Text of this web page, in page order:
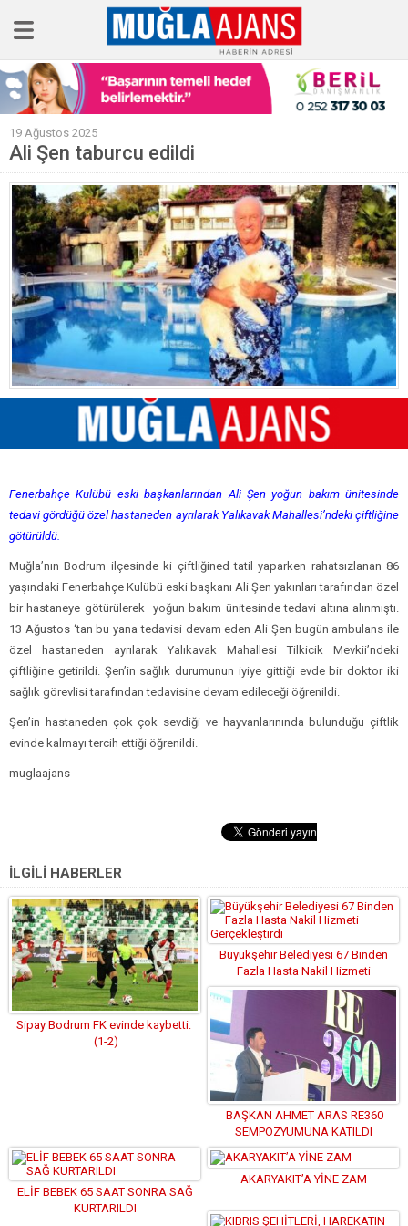
Ana Sayfa
Tüm Haberler
Köşe Yazıları
Sağlık
Magazin
Künye
19 Ağustos 2025
Ali Şen taburcu edildi
Fenerbahçe Kulübü eski başkanlarından Ali Şen yoğun bakım ünitesinde
tedavi gördüğü özel hastaneden ayrılarak Yalıkavak Mahallesi’ndeki çiftliğine
götürüldü.
Muğla’nın Bodrum ilçesinde ki çiftliğined tatil yaparken rahatsızlanan 86
yaşındaki Fenerbahçe Kulübü eski başkanı Ali Şen yakınları tarafından özel
bir hastaneye götürülerek yoğun bakım ünitesinde tedavi altına alınmıştı.
13 Ağustos ‘tan bu yana tedavisi devam eden Ali Şen bugün ambulans ile
özel hastaneden ayrılarak Yalıkavak Mahallesi Tilkicik Mevkii’ndeki
çiftliğine getirildi. Şen’in sağlık durumunun iyiye gittiği evde bir doktor iki
sağlık görevlisi tarafından tedavisine devam edileceği öğrenildi.
Şen’in hastaneden çok çok sevdiği ve hayvanlarınında bulunduğu çiftlik
evinde kalmayı tercih ettiği öğrenildi.
muglaajans
İLGİLİ HABERLER
Sipay Bodrum FK evinde kaybetti:
(1-2)
Büyükşehir Belediyesi 67 Binden
Fazla Hasta Nakil Hizmeti
Gerçekleştirdi
BAŞKAN AHMET ARAS RE360
SEMPOZYUMUNA KATILDI
ELİF BEBEK 65 SAAT SONRA SAĞ
KURTARILDI
AKARYAKIT’A YİNE ZAM